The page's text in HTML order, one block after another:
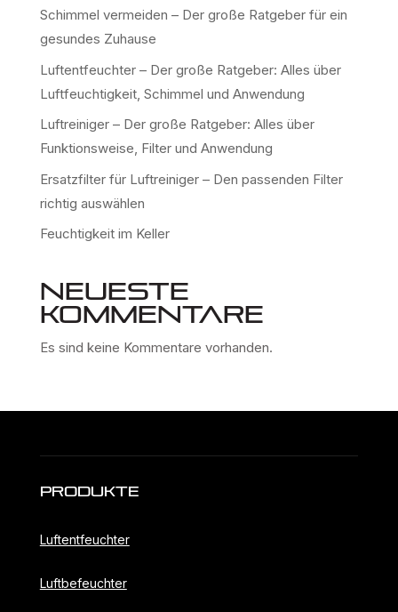
Schimmel vermeiden – Der große Ratgeber für ein
gesundes Zuhause
Luftentfeuchter – Der große Ratgeber: Alles über
Luftfeuchtigkeit, Schimmel und Anwendung
Luftreiniger – Der große Ratgeber: Alles über
Funktionsweise, Filter und Anwendung
Ersatzfilter für Luftreiniger – Den passenden Filter
richtig auswählen
Feuchtigkeit im Keller
Neueste
Kommentare
Es sind keine Kommentare vorhanden.
Produkte
Luftentfeuchter
Luftbefeuchter